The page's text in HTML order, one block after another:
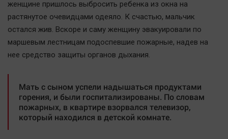
женщине пришлось выбросить ребенка из окна на
растянутое очевидцами одеяло. К счастью, мальчик
остался жив. Вскоре и саму женщину эвакуировали по
маршевым лестницам подоспевшие пожарные, надев на
нее средство защиты органов дыхания.
Мать с сыном успели надышаться продуктами
горения, и были госпитализированы. По словам
пожарных, в квартире взорвался телевизор,
который находился в детской комнате.